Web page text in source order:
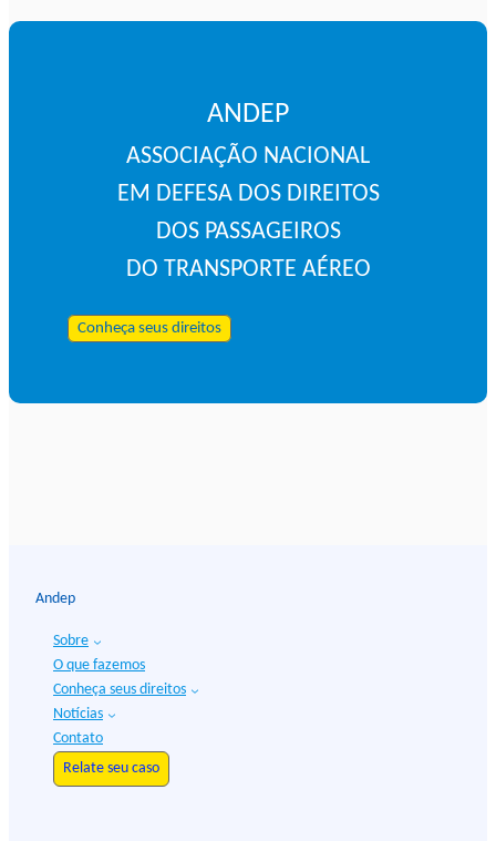
ANDEP
ASSOCIAÇÃO NACIONAL
EM DEFESA DOS DIREITOS
DOS PASSAGEIROS
DO TRANSPORTE AÉREO
Conheça seus direitos
Andep
Sobre
O que fazemos
Conheça seus direitos
Notícias
Contato
Relate seu caso